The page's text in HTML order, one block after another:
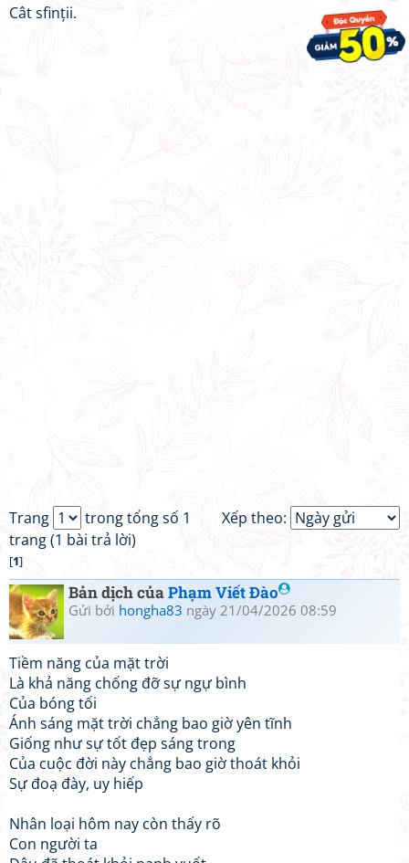
Cât sfinții.
Xếp theo:
Trang
trong tổng số 1
trang (1 bài trả lời)
[1]
Bản dịch củaPhạm Viết Đào
Gửi bởi hongha83 ngày 21/04/2026 08:59
Tiềm năng của mặt trời
Là khả năng chống đỡ sự ngự bình
Của bóng tối
Ánh sáng mặt trời chẳng bao giờ yên tĩnh
Giống như sự tốt đẹp sáng trong
Của cuộc đời này chẳng bao giờ thoát khỏi
Sự đoạ đày, uy hiếp
Nhân loại hôm nay còn thấy rõ
Con người ta